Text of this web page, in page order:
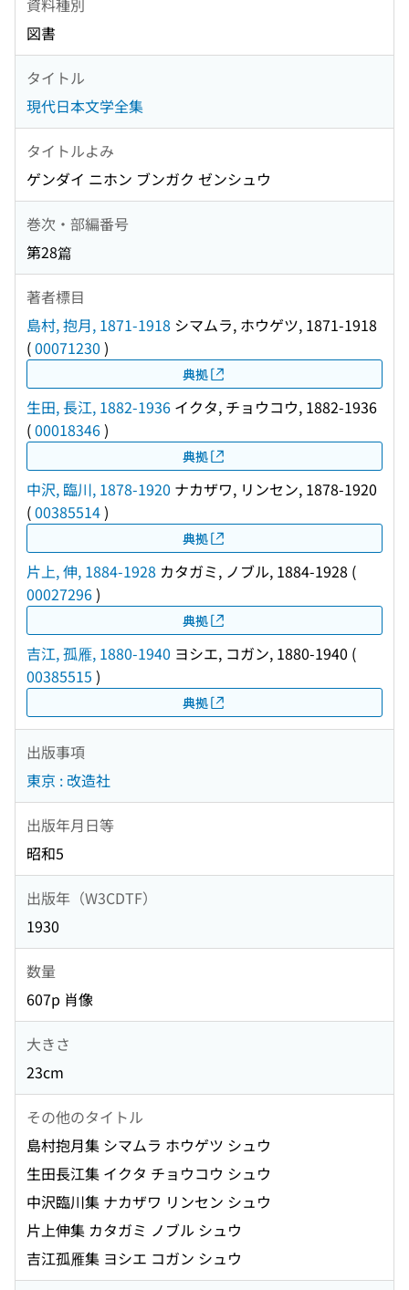
図書
タイトル
現代日本文学全集
タイトルよみ
ゲンダイ ニホン ブンガク ゼンシュウ
巻次・部編番号
第28篇
著者標目
島村, 抱月, 1871-1918 シマムラ, ホウゲツ, 1871-1918
(00071230 )
典拠
生田, 長江, 1882-1936 イクタ, チョウコウ, 1882-1936
(00018346)
典拠
中沢, 臨川, 1878-1920 ナカザワ, リンセン, 1878-1920
(00385514)
典拠
片上, 伸, 1884-1928 カタガミ, ノブル, 1884-1928 (
00027296)
典拠
吉江, 孤雁, 1880-1940 ヨシエ, コガン, 1880-1940 (
00385515 )
典拠
出版事項
東京 : 改造社
出版年月日等
昭和5
出版年（W3CDTF）
1930
数量
607p 肖像
大きさ
23cm
その他のタイトル
島村抱月集 シマムラ ホウゲツ シュウ
生田長江集 イクタ チョウコウ シュウ
中沢臨川集 ナカザワ リンセン シュウ
片上伸集 カタガミ ノブル シュウ
吉江孤雁集 ヨシエ コガン シュウ